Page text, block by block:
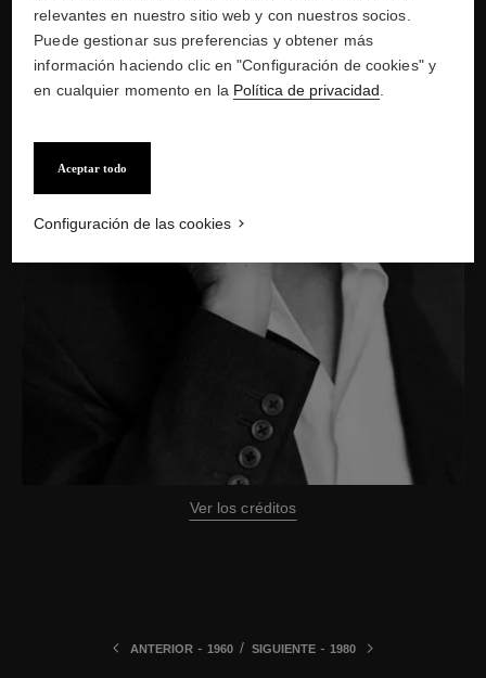
Ver los créditos
ANTERIOR -1960 / SIGUIENTE- 1980
relevantes en nuestro sitio web y con nuestros socios.
Puede gestionar sus preferencias y obtener más
información haciendo clic en "Configuración de cookies" y
en cualquier momento en la Política de privacidad
Aceptar todo
Configuración de las cookies